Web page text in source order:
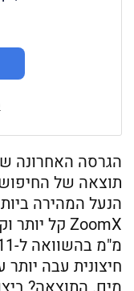
תוצאה של
הנעל המהירה
חיצונית עבה